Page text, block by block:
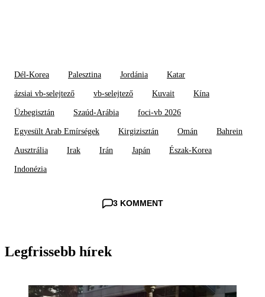
Dél-Korea Palesztina Jordánia Katar
ázsiai vb-selejtező vb-selejtező Kuvait Kína
Üzbegisztán Szaúd-Arábia foci-vb 2026
Egyesült Arab Emírségek Kirgizisztán Omán Bahrein
Ausztrália Irak Irán Japán Észak-Korea
Indonézia
3 KOMMENT
Legfrissebb hírek